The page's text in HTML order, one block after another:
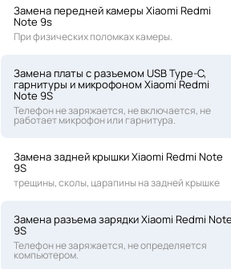
Замена передней камеры Xiaomi Redmi
Note 9s
При физических поломках камеры.
Замена платы с разъемом USB Type-C,
гарнитуры и микрофоном Xiaomi Redmi
Note 9S
Телефон не заряжается, не включается, не
работает микрофон или гарнитура.
Замена задней крышки Xiaomi Redmi Note
9S
трещины, сколы, царапины на задней крышке
Замена разъема зарядки Xiaomi Redmi Note
9S
Телефон не заряжается, не определяется
компьютером.